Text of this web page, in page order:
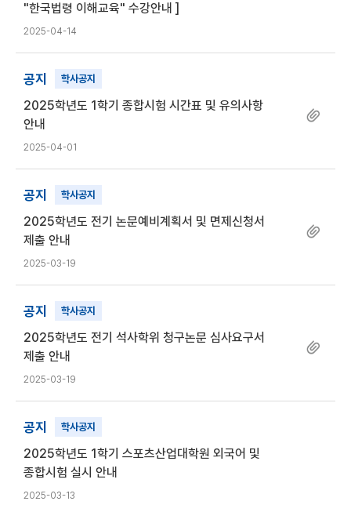
"한국법령 이해교육" 수강안내 ]
2025-04-14
공지 학사공지
2025학년도 1학기 종합시험 시간표 및 유의사항
안내
2025-04-01
공지 학사공지
2025학년도 전기 논문예비계획서 및 면제신청서
제출 안내
2025-03-19
공지 학사공지
2025학년도 전기 석사학위 청구논문 심사요구서
제출 안내
2025-03-19
공지 학사공지
2025학년도 1학기 스포츠산업대학원 외국어 및
종합시험 실시 안내
2025-03-13